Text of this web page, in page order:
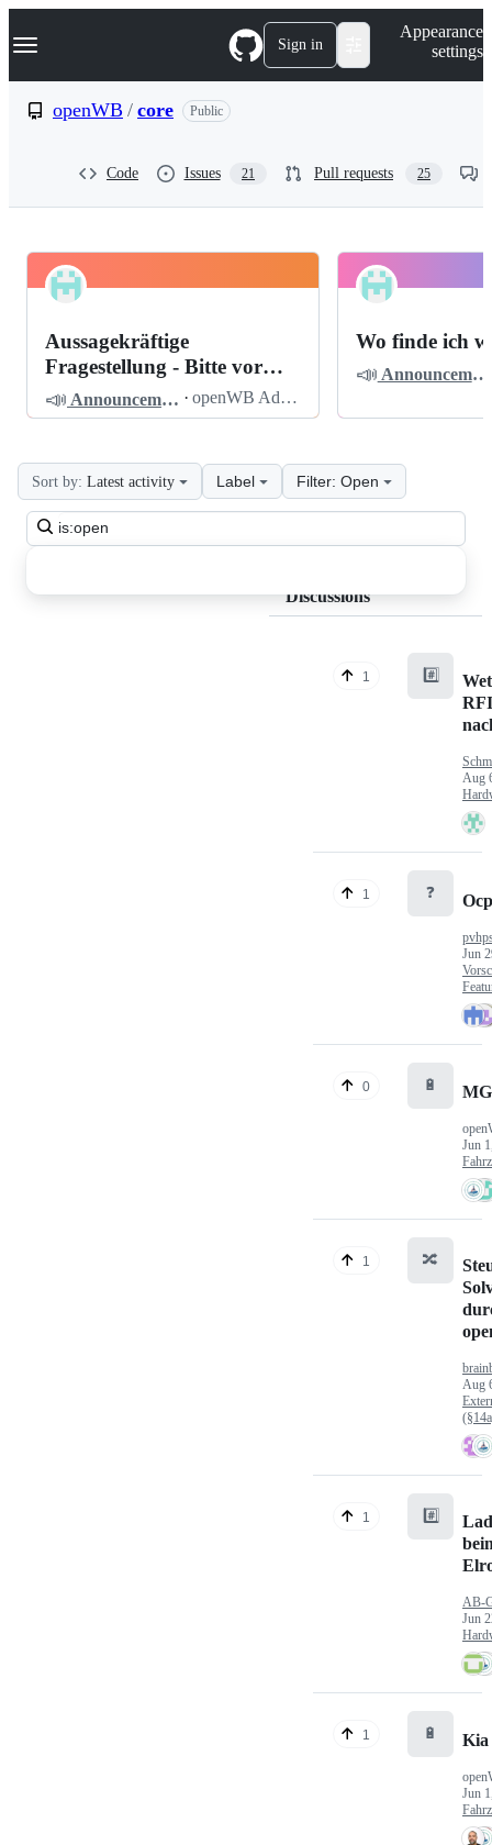
k
p
Navigation Menu Sign in
Appearance
settings
openWB / core Public
Code Issues 21 Pull requests 25
openWB
Discussions
Pinned
Aussagekräftige
Fragestellung - Bitte vor
dem Posten lesen
📣 Announcements · openWB Admin
Wo finde ich
📣 Announcements
Search
all
Sort by: Latest activity Label Filter: Open
Discussions
1 #️⃣
Aug
1 ❓
Jun
0 🔋
Jun
1 🔀
Aug
1 #️⃣
AB-
Jun
1 🔋 Kia
Jun